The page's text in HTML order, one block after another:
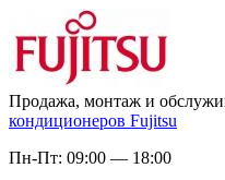
Продажа, монтаж и
кондиционеров Fujitsu
Пн-Пт: 09:00 — 18:00